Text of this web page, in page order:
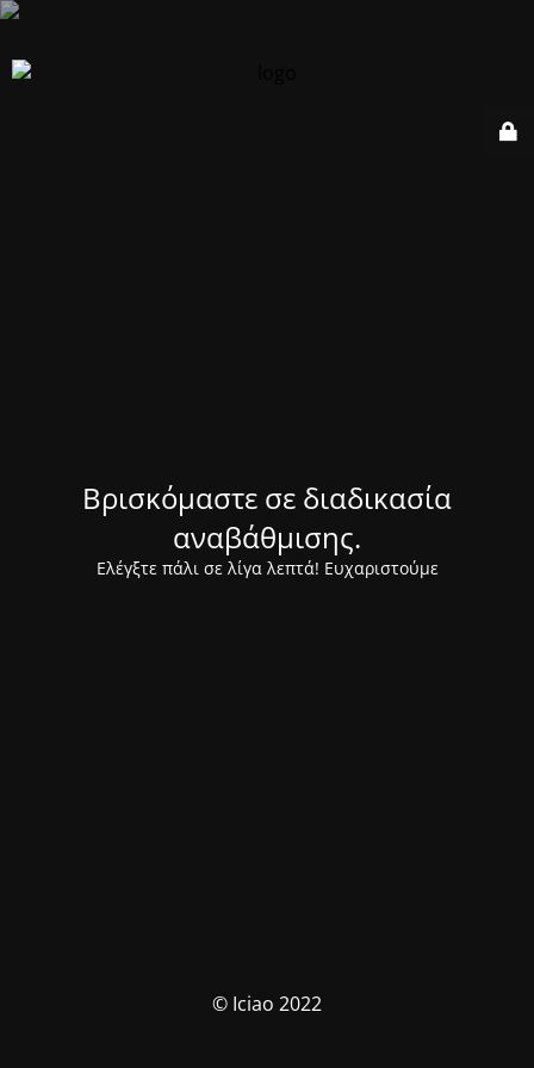
Βρισκόμαστε σε διαδικασία
αναβάθμισης.
Ελέγξτε πάλι σε λίγα λεπτά! Ευχαριστούμε
© Iciao 2022